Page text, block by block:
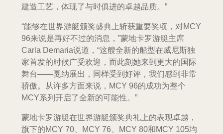
建造工艺，体现了与时俱进的卓越品质。”
“能够在世界游艇颁奖盛典上斩获重要奖项，对MCY
96来说是再好不过的消息，”蒙地卡罗游艇主席
Carla Demaria说道，“这艘全新的船型在威尼斯独
家首发的时候广受欢迎，而此刻她来到更大的国际
舞台——戛纳展出，同样受到好评，我们感到非常
骄傲。从许多方面来说，MCY 96的成功为整个
MCY系列开启了全新的可能性。”
蒙地卡罗游艇在世界游艇颁奖典礼上的表现卓越，
旗下的MCY 70、MCY 76、MCY 80和MCY 105均